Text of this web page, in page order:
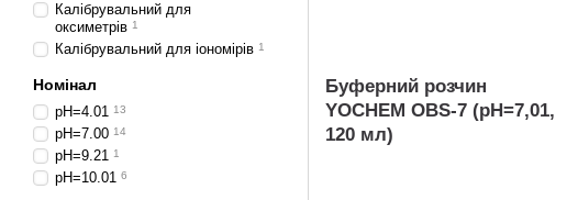
Буферний розчин
YOCHEM OBS-7 (pH=7,01,
120 мл)
Калібрувальний для
оксиметрів 1
Калібрувальний для іономірів 1
Номінал
pH=4.01 13
pH=7.00 14
pH=9.21 1
pH=10.01 6